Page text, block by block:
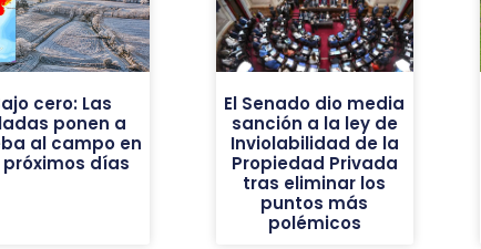
cero: Las
ponen a
al campo en
próximos días
El Senado dio media
sanción a la ley de
Inviolabilidad de la
Propiedad Privada
tras eliminar los
puntos más
polémicos